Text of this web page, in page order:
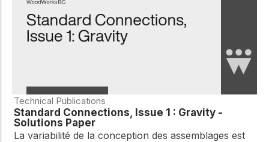
Technical Publications
Standard Connections, Issue 1 : Gravity -
Solutions Paper
La variabilité de la conception des assemblages est